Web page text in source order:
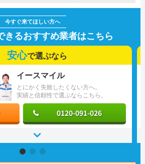
きるおすすめ業者はこちら
安心で選ぶなら
とにかく失敗したくない方へ。
実績と信頼性で選ぶならこちら。
イースマイル
0120-091-026